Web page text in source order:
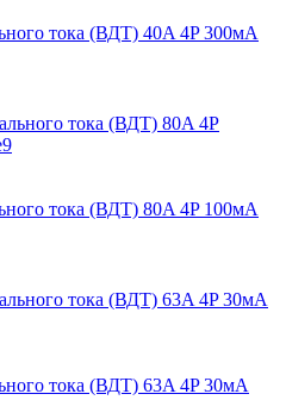
тока (ВДТ) 40A 4P 300мА
тока (ВДТ) 80A 4P 100мА
тока (ВДТ) 63A 4P 30мА